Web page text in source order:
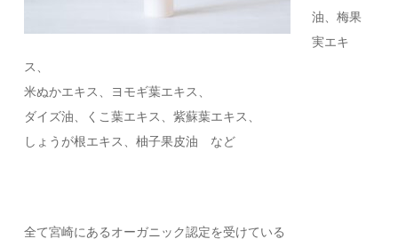
油、梅果
実エキ
ス、
米ぬかエキス、ヨモギ葉エキス、
ダイズ油、くこ葉エキス、紫蘇葉エキス、
しょうが根エキス、柚子果皮油 など
全て宮崎にあるオーガニック認定を受けている